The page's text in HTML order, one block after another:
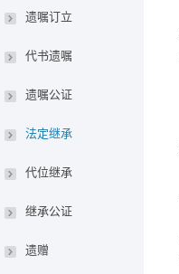
遗嘱订立
代书遗嘱
遗嘱公证
法定继承
代位继承
继承公证
遗赠